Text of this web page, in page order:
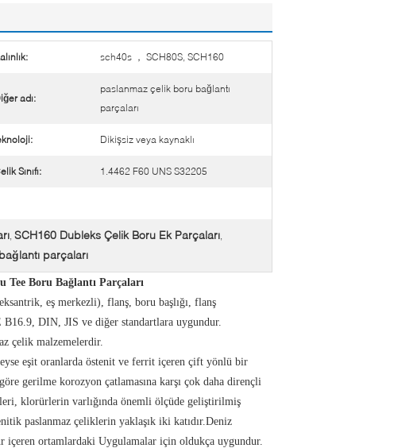
sch40s ， SCH80S, SCH160
adı:
paslanmaz çelik boru bağlantı
parçaları
Dikişsiz veya kaynaklı
Sınıfı: 1.4462 F60 UNS S32205
, SCH160 Dubleks Çelik Boru Ek Parçaları,
parçaları
Tee Boru Bağlantı Parçaları
eş merkezli), flanş, boru başlığı, flanş
DIN, JIS ve diğer standartlara uygundur.
çelik malzemelerdir.
eşit oranlarda östenit ve ferrit içeren çift yönlü bir
gerilme korozyon çatlamasına karşı çok daha dirençli
klorürlerin varlığında önemli ölçüde geliştirilmiş
paslanmaz çeliklerin yaklaşık iki katıdır.Deniz
ortamlardaki Uygulamalar için oldukça uygundur.